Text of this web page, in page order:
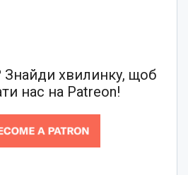
Знайди хвилинку, щоб
нас на Patreon!